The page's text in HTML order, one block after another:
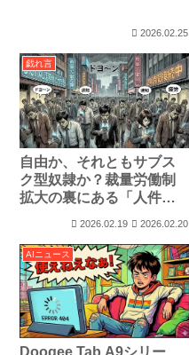
2026.02.25
戯れ言
自由か、それともサブス
ク型奴隷か？裁量労働制
拡大の裏にある「人件費
2026.02.19 2026.02.20
AIニュース